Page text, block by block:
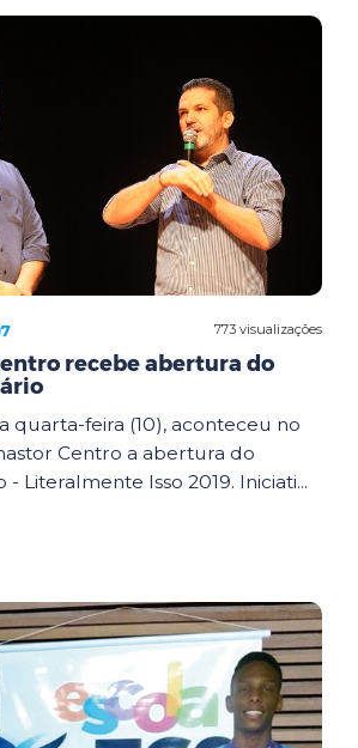
773 visualizações
recebe abertura do
quarta-feira (10), aconteceu no
Centro a abertura do
- Literalmente Isso 2019. Iniciati...